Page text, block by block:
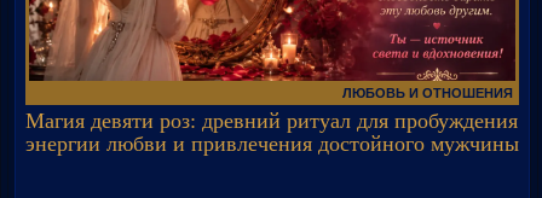
ЛЮБОВЬ И ОТНОШЕНИЯ
Магия девяти роз: древний ритуал для пробуждения
энергии любви и привлечения достойного мужчины